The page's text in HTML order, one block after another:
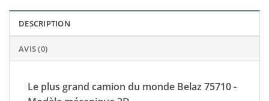
DESCRIPTION
AVIS (0)
Le plus grand camion du monde Belaz 75710 -